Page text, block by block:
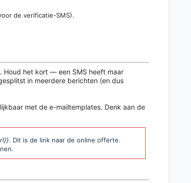
de verificatie-SMS).
Houd het kort — een SMS heeft maar
in meerdere berichten (en dus
met de e-mailtemplates. Denk aan de
. Dit is de link naar de online offerte.